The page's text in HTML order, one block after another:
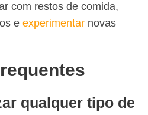
com restos de comida,
e experimentar novas
qualquer tipo de